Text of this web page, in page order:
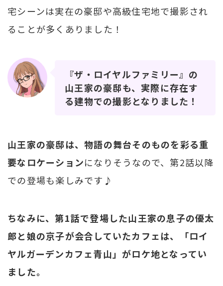
宅シーンは実在の豪邸や高級住宅地で撮影され
ることが多くありました！
『ザ・ロイヤルファミリー』の
山王家の豪邸も、実際に存在す
る建物での撮影となりました！
山王家の豪邸は、物語の舞台そのものを彩る重
要なロケーションになりそうなので、第2話以降
での登場も楽しみです♪
ちなみに、第1話で登場した山王家の息子の優太
郎と娘の京子が会合していたカフェは、「ロイ
ヤルガーデンカフェ青山」がロケ地となってい
ました。